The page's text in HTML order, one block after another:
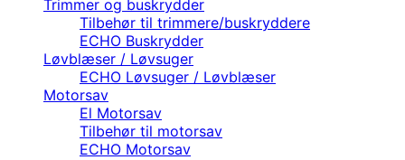
Trimmer og buskrydder
Tilbehør til trimmere/buskryddere
ECHO Buskrydder
Løvblæser / Løvsuger
ECHO Løvsuger / Løvblæser
Motorsav
El Motorsav
Tilbehør til motorsav
ECHO Motorsav